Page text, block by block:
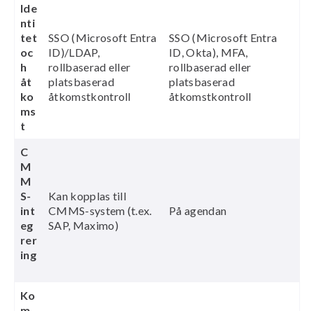
Ide
nti
tet
oc
h
åt
ko
ms
t
SSO (Microsoft Entra
ID)/LDAP,
rollbaserad eller
platsbaserad
åtkomstkontroll
SSO (Microsoft Entra
ID, Okta), MFA,
rollbaserad eller
platsbaserad
åtkomstkontroll
C
M
M
S-
int
eg
rer
ing
Kan kopplas till
CMMS-system (t.ex.
SAP, Maximo)
På agendan
Ko